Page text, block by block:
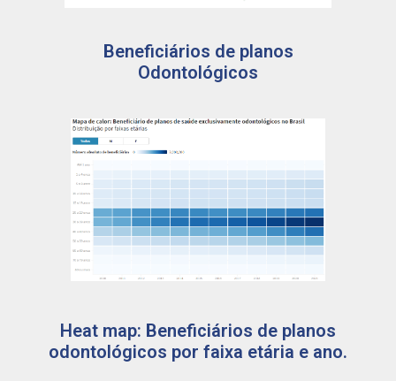
Beneficiários de planos
Odontológicos
Heat map: Beneficiários de planos
odontológicos por faixa etária e ano.